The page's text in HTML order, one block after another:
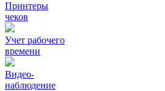
Принтеры
чеков
Учет рабочего
времени
Видео‑
наблюдение